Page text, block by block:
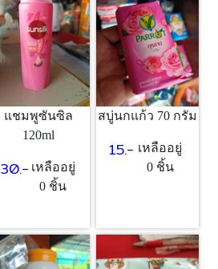
แชมพูซันซิล
120ml
30.- เหลืออยู่
0 ชิ้น
สบู่นกแก้ว 70 กรัม
15.- เหลืออยู่
0 ชิ้น